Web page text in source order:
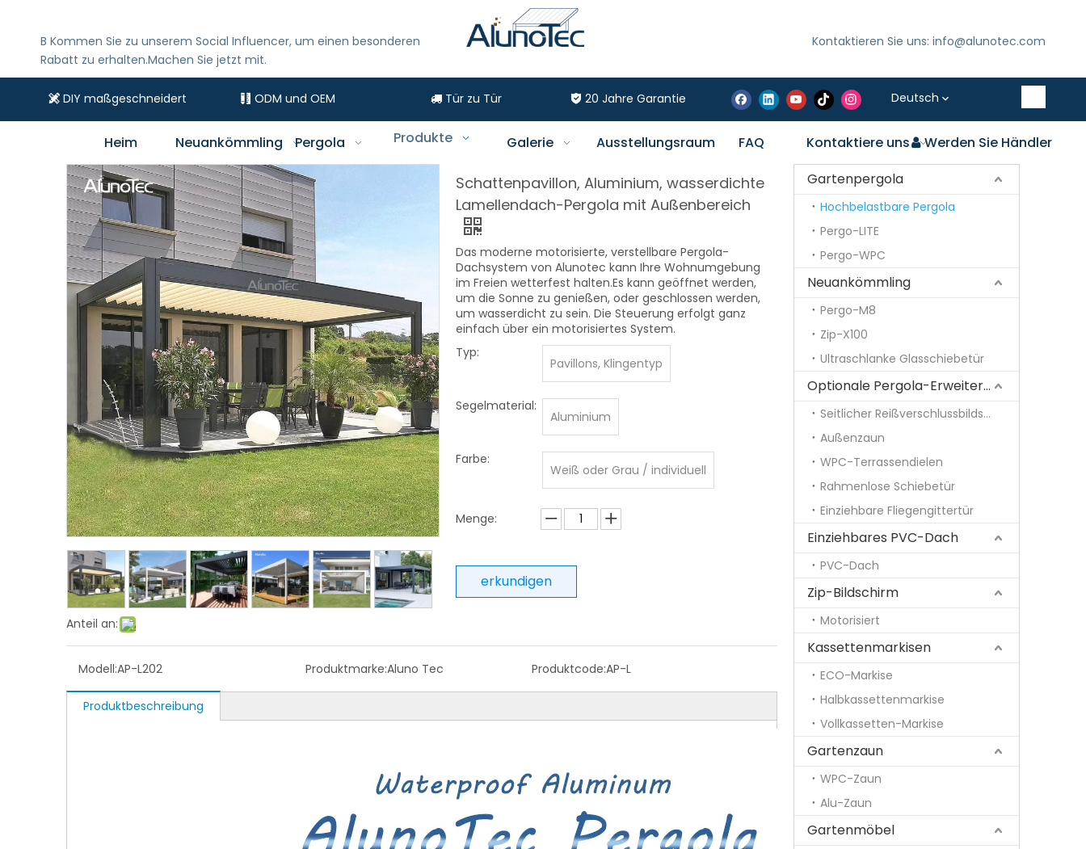
B Kommen Sie zu unserem Social Influencer, um einen besonderen
Rabatt zu erhalten.Machen Sie jetzt mit.
Kontaktieren Sie uns: info@alunotec.com
DIY maßgeschneidert  ODM und OEM Tür zu Tür  20 Jahre Garantie Deutsch
Heim Neuankömmling Pergola Produkte Galerie Ausstellungsraum FAQ Kontaktiere uns Werden Sie Händler
Anteil an:
Schattenpavillon, Aluminium, wasserdichte
Lamellendach-Pergola mit Außenbereich
Das moderne motorisierte, verstellbare Pergola-
Dachsystem von Alunotec kann Ihre Wohnumgebung
im Freien wetterfest halten.Es kann geöffnet werden,
um die Sonne zu genießen, oder geschlossen werden,
um wasserdicht zu sein. Die Steuerung erfolgt ganz
einfach über ein motorisiertes System.
Typ:
Pavillons, Klingentyp
Segelmaterial:
Aluminium
Farbe:
Weiß oder Grau / individuell
Menge:
erkundigen
Modell:AP-L202 Produktmarke:Aluno Tec Produktcode:AP-L
Produktbeschreibung
Gartenpergola
Hochbelastbare Pergola
Pergo-LITE
Pergo-WPC
Neuankömmling
Pergo-M8
Zip-X100
Ultraschlanke Glasschiebetür
Optionale Pergola-Erweiterungen
Seitlicher Reißverschlussbildschirm
Außenzaun
WPC-Terrassendielen
Rahmenlose Schiebetür
Einziehbare Fliegengittertür
Einziehbares PVC-Dach
PVC-Dach
Zip-Bildschirm
Motorisiert
Kassettenmarkisen
ECO-Markise
Halbkassettenmarkise
Vollkassetten-Markise
Gartenzaun
WPC-Zaun
Alu-Zaun
Gartenmöbel